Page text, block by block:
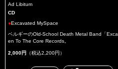
Ad Libitum
CD
●Excavated MySpace
ベルギーのOld-School Death Metal Band「
en To The Core Records。
2,000円 （税込2,200円）